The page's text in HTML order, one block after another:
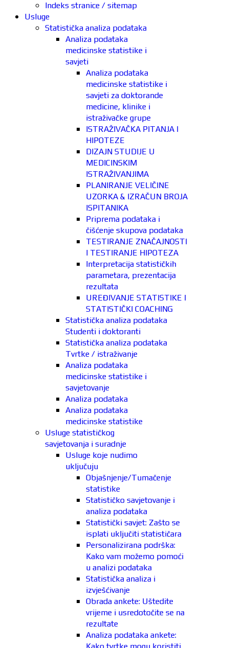
Indeks stranice / sitemap
Usluge
Statistička analiza podataka
Analiza podataka
medicinske statistike i
savjeti
Analiza podataka
medicinske statistike i
savjeti za doktorande
medicine, klinike i
istraživačke grupe
ISTRAŽIVAČKA PITANJA I
HIPOTEZE
DIZAJN STUDIJE U
MEDICINSKIM
ISTRAŽIVANJIMA
PLANIRANJE VELIČINE
UZORKA & IZRAČUN BROJA
ISPITANIKA
Priprema podataka i
čišćenje skupova podataka
TESTIRANJE ZNAČAJNOSTI
I TESTIRANJE HIPOTEZA
Interpretacija statističkih
parametara, prezentacija
rezultata
UREĐIVANJE STATISTIKE I
STATISTIČKI COACHING
Statistička analiza podataka
Studenti i doktoranti
Statistička analiza podataka
Tvrtke / istraživanje
Analiza podataka
medicinske statistike i
savjetovanje
Analiza podataka
Analiza podataka
medicinske statistike
Usluge statističkog
savjetovanja i suradnje
Usluge koje nudimo
uključuju
Objašnjenje/Tumačenje
statistike
Statističko savjetovanje i
analiza podataka
Statistički savjet: Zašto se
isplati uključiti statističara
Personalizirana podrška:
Kako vam možemo pomoći
u analizi podataka
Statistička analiza i
izvješćivanje
Obrada ankete: Uštedite
vrijeme i usredotočite se na
rezultate
Analiza podataka ankete: